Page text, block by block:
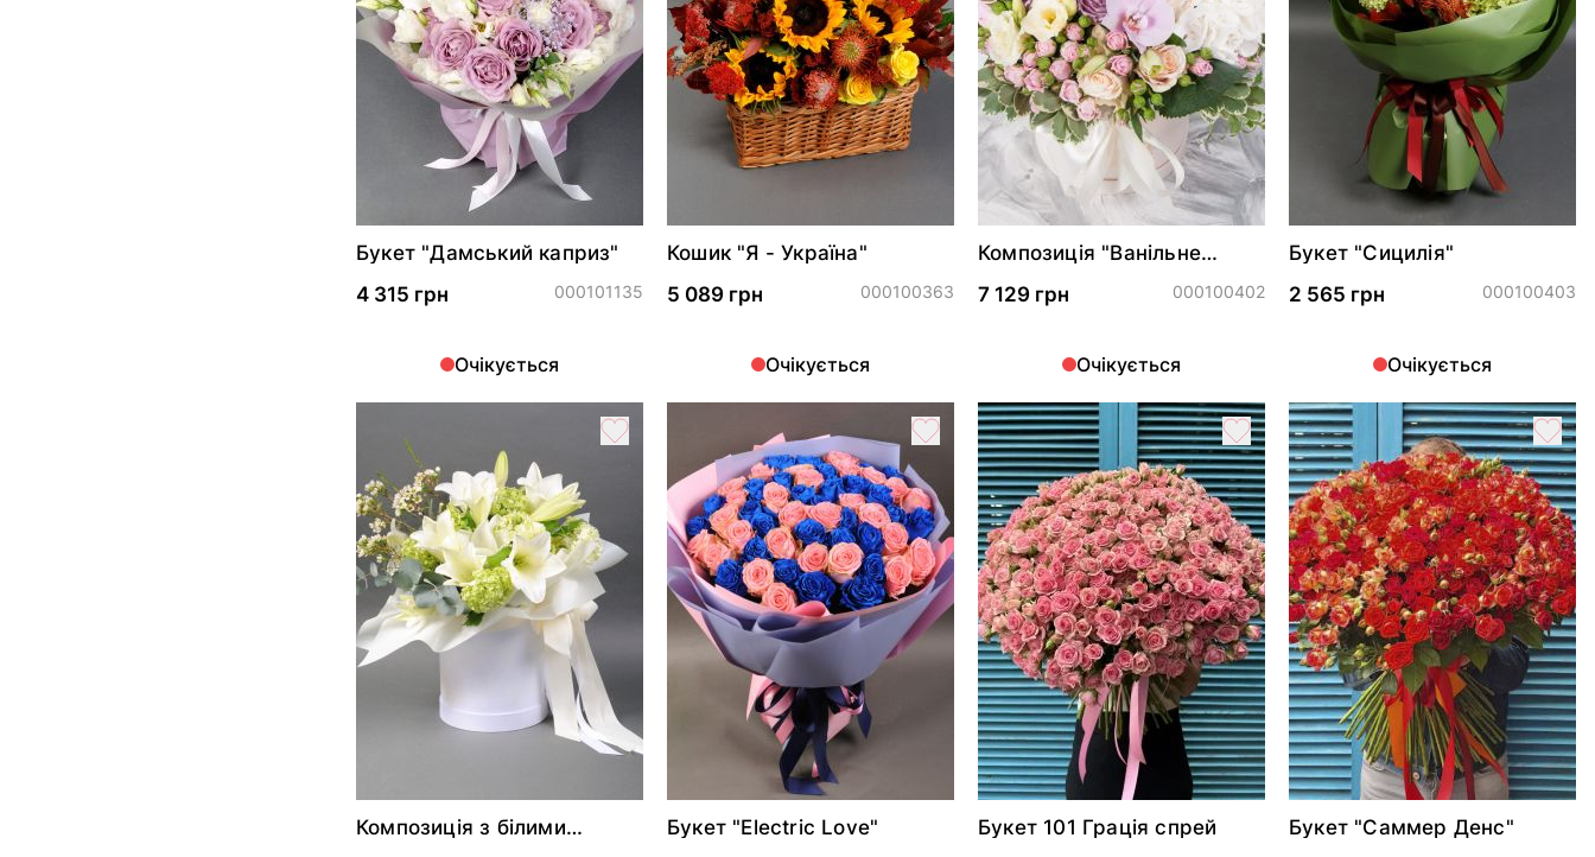
Букет "Дамський каприз"
4 315 грн
000101135
Очікується
Кошик "Я - Україна"
5 089 грн
000100363
Очікується
Композиція "Ванільне
7 129 грн
000100402
Очікується
Букет "Сицилія"
2 565 грн
000100403
Очікується
Композиція з білими
Букет "Electric Love"
Букет 101 Грація спрей
Букет "Саммер Денс"